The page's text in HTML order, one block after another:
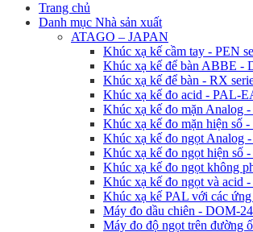
Trang chủ
Danh mục Nhà sản xuất
ATAGO – JAPAN
Khúc xạ kế cầm tay - PEN
Khúc xạ kế để bàn ABBE -
Khúc xạ kế để bàn - RX
Khúc xạ kế đo acid - PAL-
Khúc xạ kế đo mặn Analog
Khúc xạ kế đo mặn hiện số -
Khúc xạ kế đo ngọt Analog
Khúc xạ kế đo ngọt hiện số -
Khúc xạ kế đo ngọt không
Khúc xạ kế đo ngọt và acid
Khúc xạ kế PAL với các
Máy đo dầu chiên - DOM-24
Máy đo độ ngọt trên đường